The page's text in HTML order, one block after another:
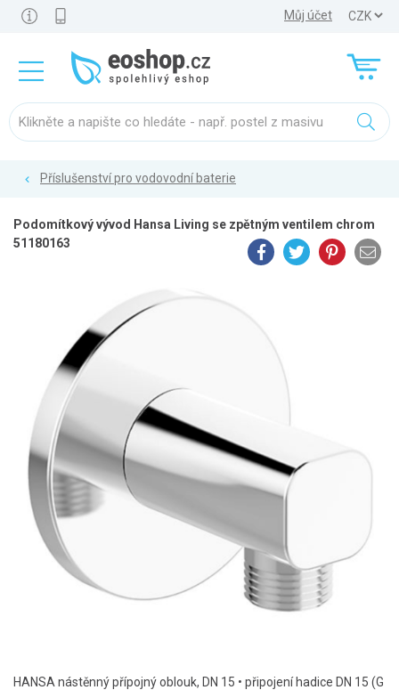
Můj účet
Příslušenství pro vodovodní baterie
Podomítkový vývod Hansa Living se zpětným ventilem chrom
51180163
HANSA nástěnný přípojný oblouk, DN 15 • připojení hadice DN 15 (G